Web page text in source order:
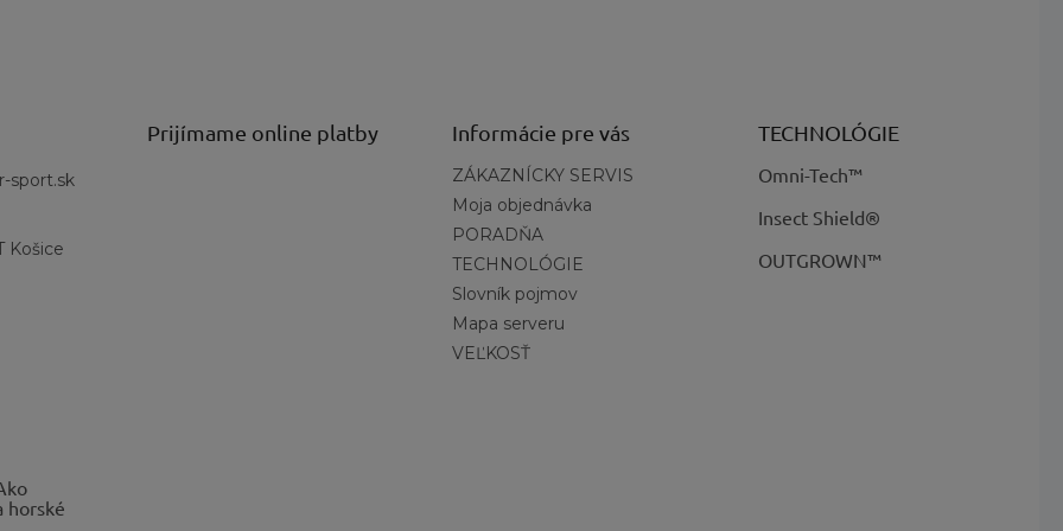
sport.sk
Košice
Prijímame online platby Informácie pre vás
ZÁKAZNÍCKY SERVIS
Moja objednávka
PORADŇA
TECHNOLÓGIE
Slovník pojmov
Mapa serveru
VEĽKOSŤ
TECHNOLÓGIE
Omni-Tech™
Insect Shield®
OUTGROWN™
horské